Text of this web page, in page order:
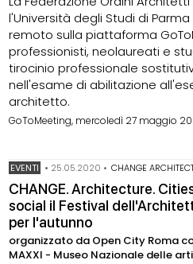
l'Università degli Studi di
remoto sulla piattaforma
professionisti, neolaureati e
tirocinio professionale
nell'esame di abilitazione
architetto.
GoToMeeting, mercoledì 27 maggio
EVENTI • 25.05.2020 • CHANGE
CHANGE. Architecture.
social il Festival
per l'autunno
organizzato da Open City Roma
MAXXI - Museo Nazionale delle